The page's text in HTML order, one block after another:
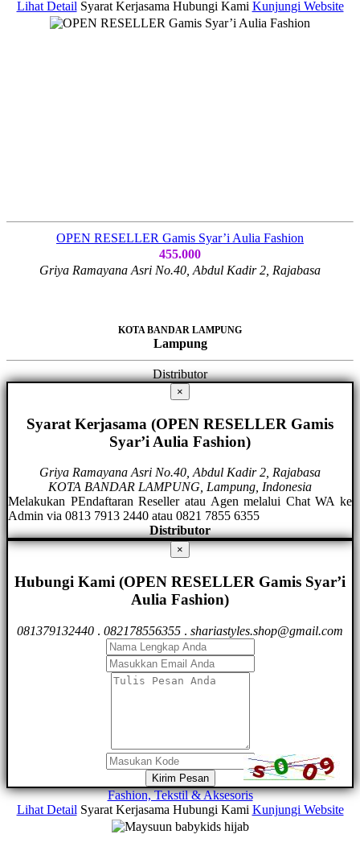
Lihat Detail Syarat Kerjasama Hubungi Kami Kunjungi Website
OPEN RESELLER Gamis Syar’i Aulia Fashion
455.000
Griya Ramayana Asri No.40, Abdul Kadir 2, Rajabasa
KOTA BANDAR LAMPUNG
Lampung
Distributor
×
Syarat Kerjasama (OPEN RESELLER Gamis
Syar’i Aulia Fashion)
Griya Ramayana Asri No.40, Abdul Kadir 2, Rajabasa
KOTA BANDAR LAMPUNG, Lampung, Indonesia
Melakukan PEndaftaran Reseller atau Agen melalui Chat WA ke
Admin via 0813 7913 2440 atau 0821 7855 6355
Distributor
×
Hubungi Kami (OPEN RESELLER Gamis Syar’i
Aulia Fashion)
081379132440 . 082178556355 . shariastyles.shop@gmail.com
Kirim Pesan
Fashion, Tekstil & Aksesoris
Lihat Detail Syarat Kerjasama Hubungi Kami Kunjungi Website